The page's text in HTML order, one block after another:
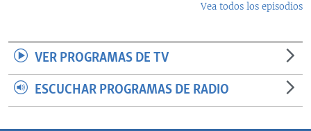
Vea todos los episodios
VER PROGRAMAS DE TV
ESCUCHAR PROGRAMAS DE RADIO